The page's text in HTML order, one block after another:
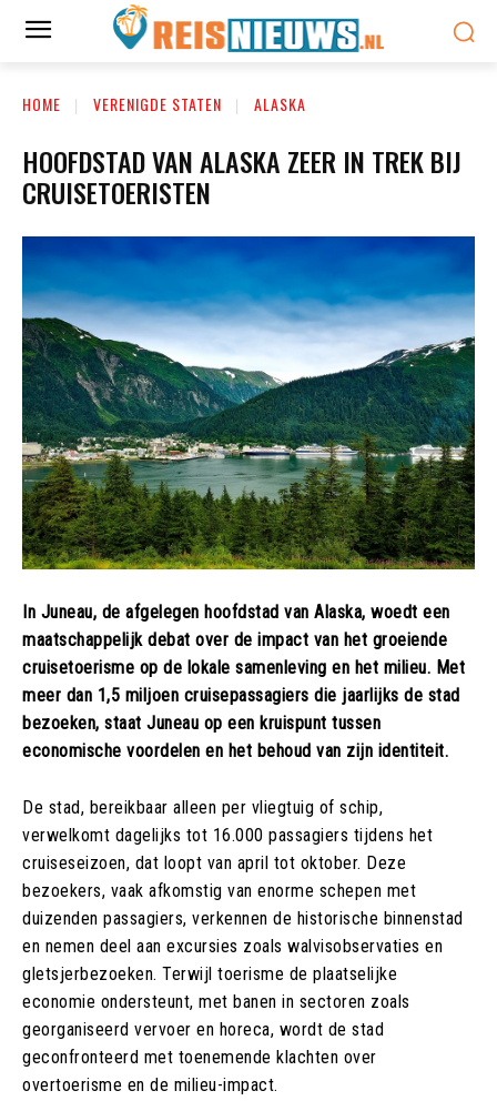
HOME VERENIGDE STATEN ALASKA
HOOFDSTAD VAN ALASKA ZEER IN TREK BIJ
CRUISETOERISTEN
In Juneau, de afgelegen hoofdstad van Alaska, woedt een
maatschappelijk debat over de impact van het groeiende
cruisetoerisme op de lokale samenleving en het milieu. Met
meer dan 1,5 miljoen cruisepassagiers die jaarlijks de stad
bezoeken, staat Juneau op een kruispunt tussen
economische voordelen en het behoud van zijn identiteit.
De stad, bereikbaar alleen per vliegtuig of schip,
verwelkomt dagelijks tot 16.000 passagiers tijdens het
cruiseseizoen, dat loopt van april tot oktober. Deze
bezoekers, vaak afkomstig van enorme schepen met
duizenden passagiers, verkennen de historische binnenstad
en nemen deel aan excursies zoals walvisobservaties en
gletsjerbezoeken. Terwijl toerisme de plaatselijke
economie ondersteunt, met banen in sectoren zoals
georganiseerd vervoer en horeca, wordt de stad
geconfronteerd met toenemende klachten over
overtoerisme en de milieu-impact.